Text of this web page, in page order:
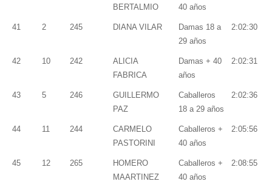
BERTALMIO
40 años
41 2 245 DIANA VILAR
Damas 18 a
29 años
2:02:30
42 10 242
ALICIA
FABRICA
Damas + 40
años
2:02:31
43 5 246
GUILLERMO
PAZ
Caballeros
18 a 29 años
2:02:36
44 11 244
CARMELO
PASTORINI
Caballeros +
40 años
2:05:56
45 12 265
HOMERO
MAARTINEZ
Caballeros +
40 años
2:08:55